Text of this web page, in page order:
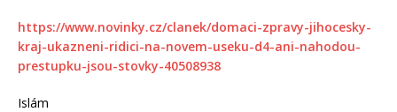
https://www.novinky.cz/clanek/domaci-zpravy-jihocesky-
kraj-ukazneni-ridici-na-novem-useku-d4-ani-nahodou-
prestupku-jsou-stovky-40508938
Islám